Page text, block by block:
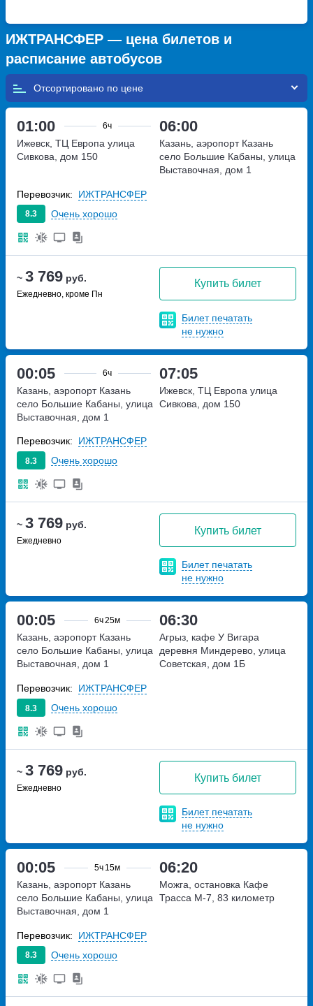
ИЖТРАНСФЕР — цена билетов и
расписание автобусов
Отсортировано по
01:00 6ч 06:00
~ 3 769 руб.
Ежедневно, кроме Пн
Купить билет
Билет печатать
не нужно
Ижевск, ТЦ Европа улица
Сивкова, дом 150
Казань, аэропорт Казань
село Большие Кабаны, улица
Выставочная, дом 1
8.3 Очень хорошо
Перевозчик: ИЖТРАНСФЕР
00:05 6ч 07:05
~ 3 769 руб.
Ежедневно
Купить билет
Билет печатать
не нужно
Казань, аэропорт Казань
село Большие Кабаны, улица
Выставочная, дом 1
Ижевск, ТЦ Европа улица
Сивкова, дом 150
8.3 Очень хорошо
Перевозчик: ИЖТРАНСФЕР
00:05 6ч25м 06:30
~ 3 769 руб.
Ежедневно
Купить билет
Билет печатать
не нужно
Казань, аэропорт Казань
село Большие Кабаны, улица
Выставочная, дом 1
Агрыз, кафе У Вигара
деревня Миндерево, улица
Советская, дом 1Б
8.3 Очень хорошо
Перевозчик: ИЖТРАНСФЕР
00:05 5ч 15м 06:20
Казань, аэропорт Казань
село Большие Кабаны, улица
Выставочная, дом 1
Можга, остановка Кафе
Трасса М-7, 83 километр
8.3 Очень хорошо
Перевозчик: ИЖТРАНСФЕР